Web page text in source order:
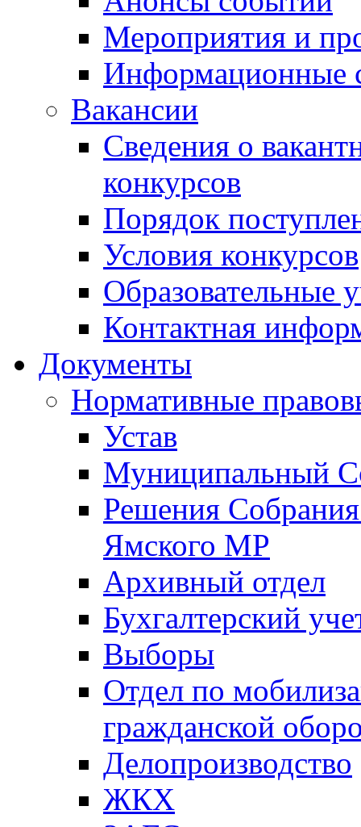
Мероприятия и
Информационные
Вакансии
Сведения о
конкурсов
Порядок
Условия конкурсов
Образовательные
Контактная
Документы
Нормативные
Устав
Муниципальный
Решения
Ямского МР
Архивный отдел
Бухгалтерский
Выборы
Отдел по
гражданской
Делопроизводство
ЖКХ